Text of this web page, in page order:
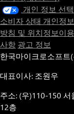
개인 정보 선
소비자 상태 개인정
방침 및 위치정보이
사항 광고 정보
한국마이크로소프트
대표이사: 조원우
주소: (우)110-150
12층